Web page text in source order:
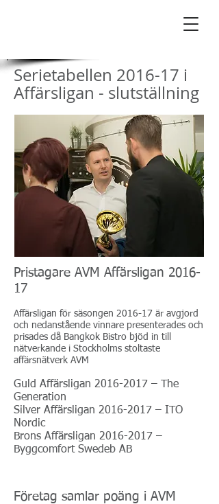
Serietabellen 2016-17 i
Affärsligan - slutställning
Pristagare AVM Affärsligan 2016-
17
Affärsligan för säsongen 2016-17 är avgjord
och nedanstående vinnare presenterades och
prisades då Bangkok Bistro bjöd in till
nätverkande i Stockholms stoltaste
affärsnätverk AVM
Guld Affärsligan 2016-2017 – The
Generation
Silver Affärsligan 2016-2017 – ITO
Nordic
Brons Affärsligan 2016-2017 –
Byggcomfort Swedeb AB
Företag samlar poäng i AVM